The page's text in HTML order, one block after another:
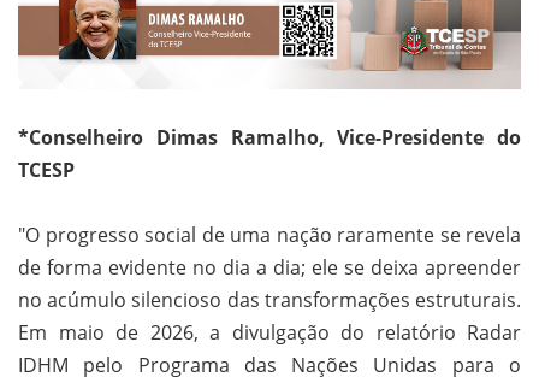
*Conselheiro Dimas Ramalho, Vice-Presidente do
TCESP
"O progresso social de uma nação raramente se revela
de forma evidente no dia a dia; ele se deixa apreender
no acúmulo silencioso das transformações estruturais.
Em maio de 2026, a divulgação do relatório Radar
IDHM pelo Programa das Nações Unidas para o